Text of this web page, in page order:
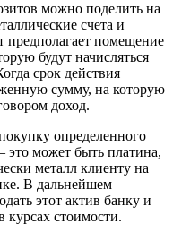
можно поделить на
счета и
предполагает помещение
будут начисляться
срок действия
сумму, на которую
доход.
определенного
это может быть платина,
металл клиенту на
В дальнейшем
этот актив банку и
курсах стоимости.